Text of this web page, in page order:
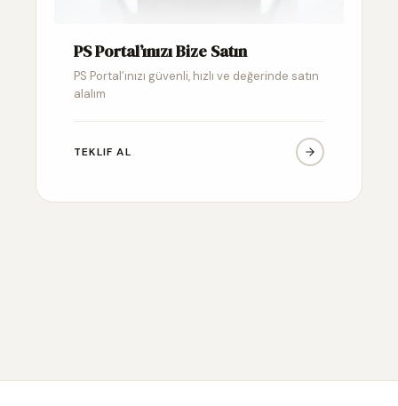
PS Portal’ınızı Bize Satın
PS Portal’ınızı güvenli, hızlı ve değerinde satın
alalım
TEKLIF AL